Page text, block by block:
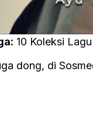
10 Koleksi
dong, di